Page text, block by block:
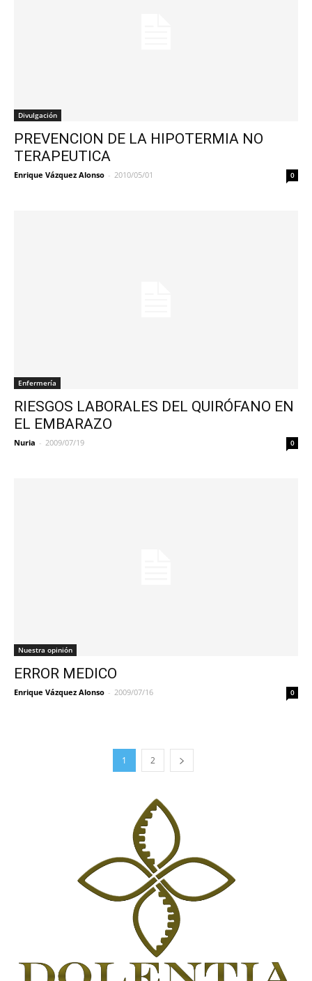
Divulgación
PREVENCION DE LA HIPOTERMIA NO
TERAPEUTICA
Enrique Vázquez Alonso - 2010/05/01 0
Enfermería
RIESGOS LABORALES DEL QUIRÓFANO EN
EL EMBARAZO
Nuria - 2009/07/19 0
Nuestra opinión
ERROR MEDICO
Enrique Vázquez Alonso - 2009/07/16 0
1 2